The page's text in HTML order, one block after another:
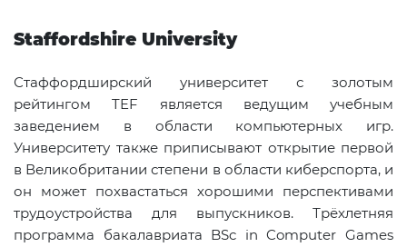
Staffordshire University
Стаффордширский университет с золотым
рейтингом TEF является ведущим учебным
заведением в области компьютерных игр.
Университету также приписывают открытие первой
в Великобритании степени в области киберспорта, и
он может похвастаться хорошими перспективами
трудоустройства для выпускников. Трёхлетняя
программа бакалавриата BSc in Computer Games